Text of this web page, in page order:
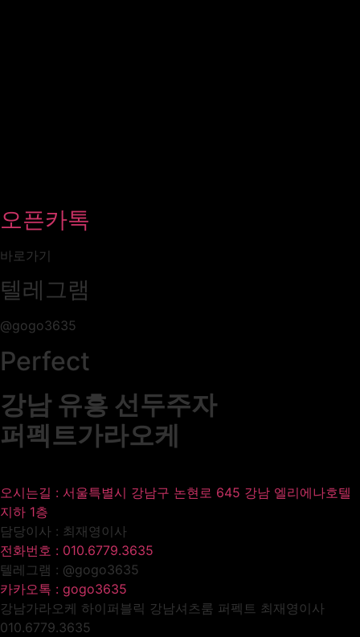
오픈카톡
바로가기
텔레그램
@gogo3635
Perfect
강남 유흥 선두주자
퍼펙트가라오케
오시는길 : 서울특별시 강남구 논현로 645 강남 엘리에나호텔
지하 1층
담당이사 : 최재영이사
전화번호 : 010.6779.3635
텔레그램 : @gogo3635
카카오톡 : gogo3635
강남가라오케 하이퍼블릭 강남셔츠룸 퍼펙트 최재영이사
010.6779.3635